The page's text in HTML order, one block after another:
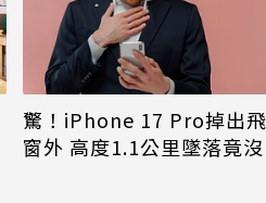
驚！iPhone 17 Pro掉出
窗外 高度1.1公里墜落竟